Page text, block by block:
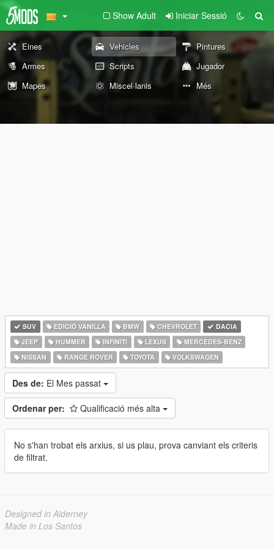
Show Adult Iniciar Sessió
Eines Vehicles
Pintures
Armes
Scripts
Jugador
Mapes
Miscel·lanis Més
SUV EDICIÓ VANILLA BMW CHEVROLET
DACIA
JEEP
HUMMER INFINITI LEXUS
MERCEDES-BENZ
NISSAN
RANGE ROVER TOYOTA VOLKSWAGEN
Des de: El Mes passat
Ordenar per: Qualificació més alta
No s'han trobat els arxius, si us plau, prova canviant els criteris
de filtrat.
Designed in Alderney
Made in Los Santos